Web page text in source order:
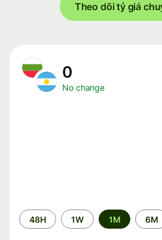
Theo dõi tỷ giá
0
No change
Time
period
48H 1W 1M 6M